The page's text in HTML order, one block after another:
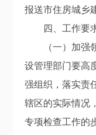
报送市住房城乡
四、工作要
（一）加强领
设管理部门要高
强组织，落实责
辖区的实际情况
专项检查工作的